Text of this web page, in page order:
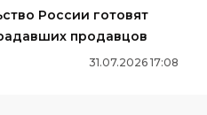
России готовят
продавцов
31.07.2026 17:08